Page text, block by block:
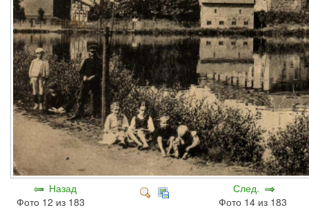
Назад
Фото 12 из 183
След.
Фото 14 из 183